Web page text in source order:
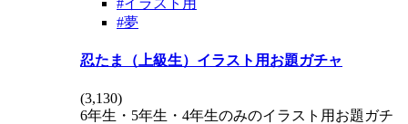
#イラスト用
#夢
忍たま（上級生）イラスト用お題ガチャ
(3,130)
6年生・5年生・4年生のみのイラスト用お題ガチ